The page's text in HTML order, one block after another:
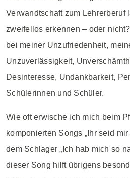
Verwandtschaft zum Lehrerberuf
zweifellos erkennen – oder
bei meiner Unzufriedenheit,
Unzuverlässigkeit,
Desinteresse, Undankbarkeit,
Schülerinnen und Schüler.
Wie oft erwische ich mich beim
komponierten Songs „Ihr seid
dem Schlager „Ich hab mich so
dieser Song hilft übrigens